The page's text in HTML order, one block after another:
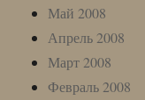
Май 2008
Апрель 2008
Март 2008
Февраль 2008